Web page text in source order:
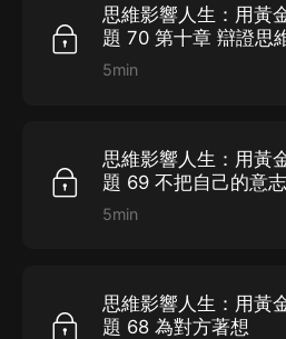
思維影響人生：用黃
題 70 第十章 辯證思
5min
思維影響人生：用黃
題 69 不把自己的意
5min
思維影響人生：用黃
題 68 為對方著想